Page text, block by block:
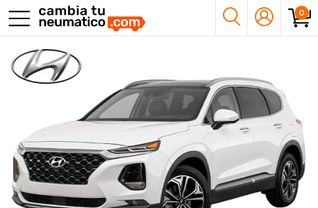
0